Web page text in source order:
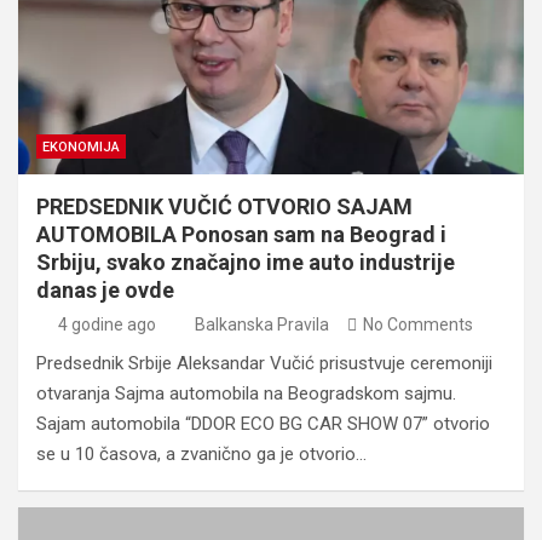
EKONOMIJA
PREDSEDNIK VUČIĆ OTVORIO SAJAM
AUTOMOBILA Ponosan sam na Beograd i
Srbiju, svako značajno ime auto industrije
danas je ovde
4 godine ago Balkanska Pravila No Comments
Predsednik Srbije Aleksandar Vučić prisustvuje ceremoniji
otvaranja Sajma automobila na Beogradskom sajmu.
Sajam automobila “DDOR ECO BG CAR SHOW 07” otvorio
se u 10 časova, a zvanično ga je otvorio…